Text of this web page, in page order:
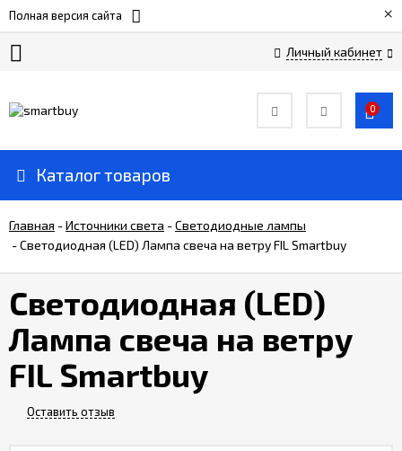
Полная версия сайта ×
Личный кабинет
Доставка
и
оплата
0
Каталог товаров
Главная -Источники света -Светодиодные лампы
-Светодиодная (LED) Лампа свеча на ветру FIL Smartbuy
Светодиодная (LED)
Лампа свеча на ветру
FIL Smartbuy
Оставить отзыв